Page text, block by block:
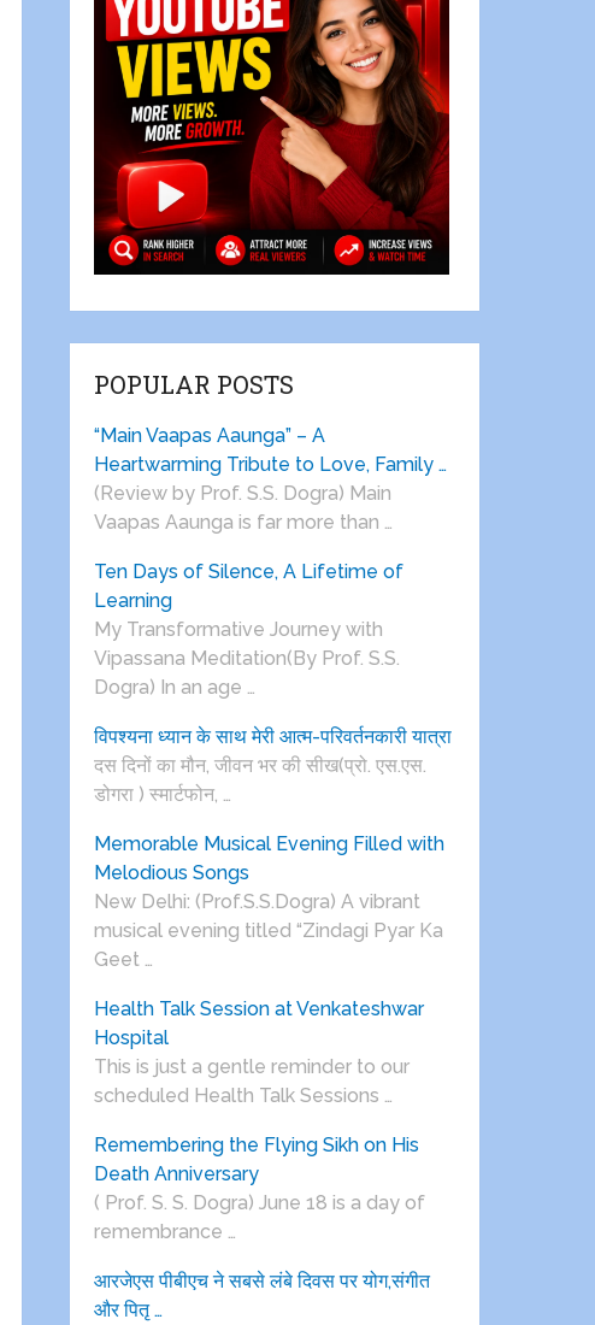
POPULAR POSTS
“Main Vaapas Aaunga” – A
Heartwarming Tribute to Love, Family …
(Review by Prof. S.S. Dogra) Main
Vaapas Aaunga is far more than …
Ten Days of Silence, A Lifetime of
Learning
My Transformative Journey with
Vipassana Meditation(By Prof. S.S.
Dogra) In an age …
विपश्यना ध्यान के साथ मेरी आत्म-परिवर्तनकारी यात्रा
दस दिनों का मौन, जीवन भर की सीख(प्रो. एस.एस.
डोगरा ) स्मार्टफोन, …
Memorable Musical Evening Filled with
Melodious Songs
New Delhi: (Prof.S.S.Dogra) A vibrant
musical evening titled “Zindagi Pyar Ka
Geet …
Health Talk Session at Venkateshwar
Hospital
This is just a gentle reminder to our
scheduled Health Talk Sessions …
Remembering the Flying Sikh on His
Death Anniversary
( Prof. S. S. Dogra) June 18 is a day of
remembrance …
आरजेएस पीबीएच ने सबसे लंबे दिवस पर योग,संगीत
और पितृ …